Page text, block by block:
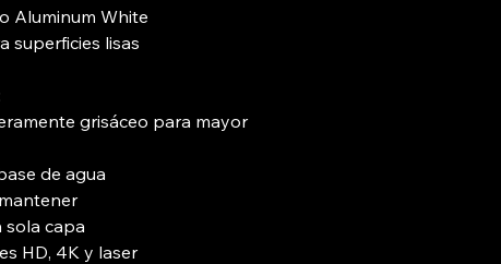
Aluminum White
superficies lisas
grisáceo para mayor
de agua
sola capa
HD, 4K y laser